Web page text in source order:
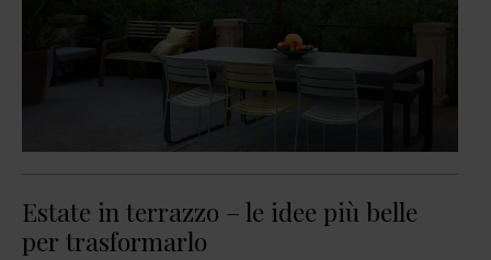
Estate in terrazzo – le idee più belle
per trasformarlo